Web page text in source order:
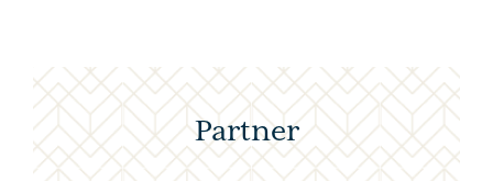
Partner